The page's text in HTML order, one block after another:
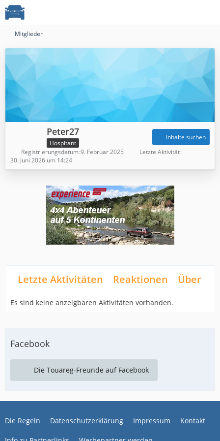
Mitglieder
Peter27
Hospitant
Inhalte suchen
Registrierungsdatum 9. Februar 2025
Letzte Aktivität
30. Juni 2026 um 14:24
Letzte Aktivitäten Reaktionen Über
Es sind keine anzeigbaren Aktivitäten vorhanden.
Facebook
Die Touareg-Freunde auf Facebook
Die Regeln Datenschutzerklärung Impressum Kontakt